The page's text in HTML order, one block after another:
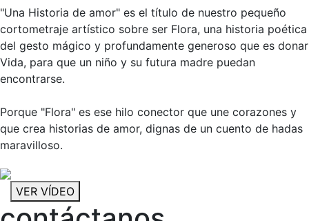
"Una Historia de amor" es el título de nuestro pequeño
cortometraje artístico sobre ser Flora, una historia poética
del gesto mágico y profundamente generoso que es donar
Vida, para que un niño y su futura madre puedan
encontrarse.
Porque "Flora" es ese hilo conector que une corazones y
que crea historias de amor, dignas de un cuento de hadas
maravilloso.
VER VÍDEO